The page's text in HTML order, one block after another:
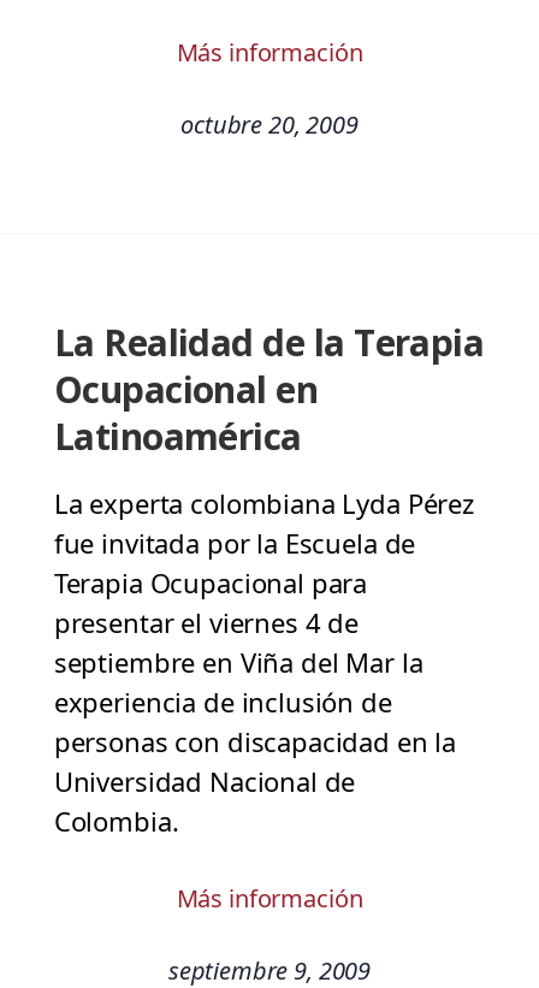
Más información
octubre 20, 2009
La Realidad de la Terapia
Ocupacional en
Latinoamérica
La experta colombiana Lyda Pérez
fue invitada por la Escuela de
Terapia Ocupacional para
presentar el viernes 4 de
septiembre en Viña del Mar la
experiencia de inclusión de
personas con discapacidad en la
Universidad Nacional de
Colombia.
Más información
septiembre 9, 2009